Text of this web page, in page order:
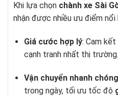
Khi lựa chọn chành xe Sài
nhận được nhiều ưu điểm nổi
Giá cước hợp lý: Cam kết
cạnh tranh nhất thị trường.
Vận chuyển nhanh chóng
trong ngày, tối ưu tốc độ